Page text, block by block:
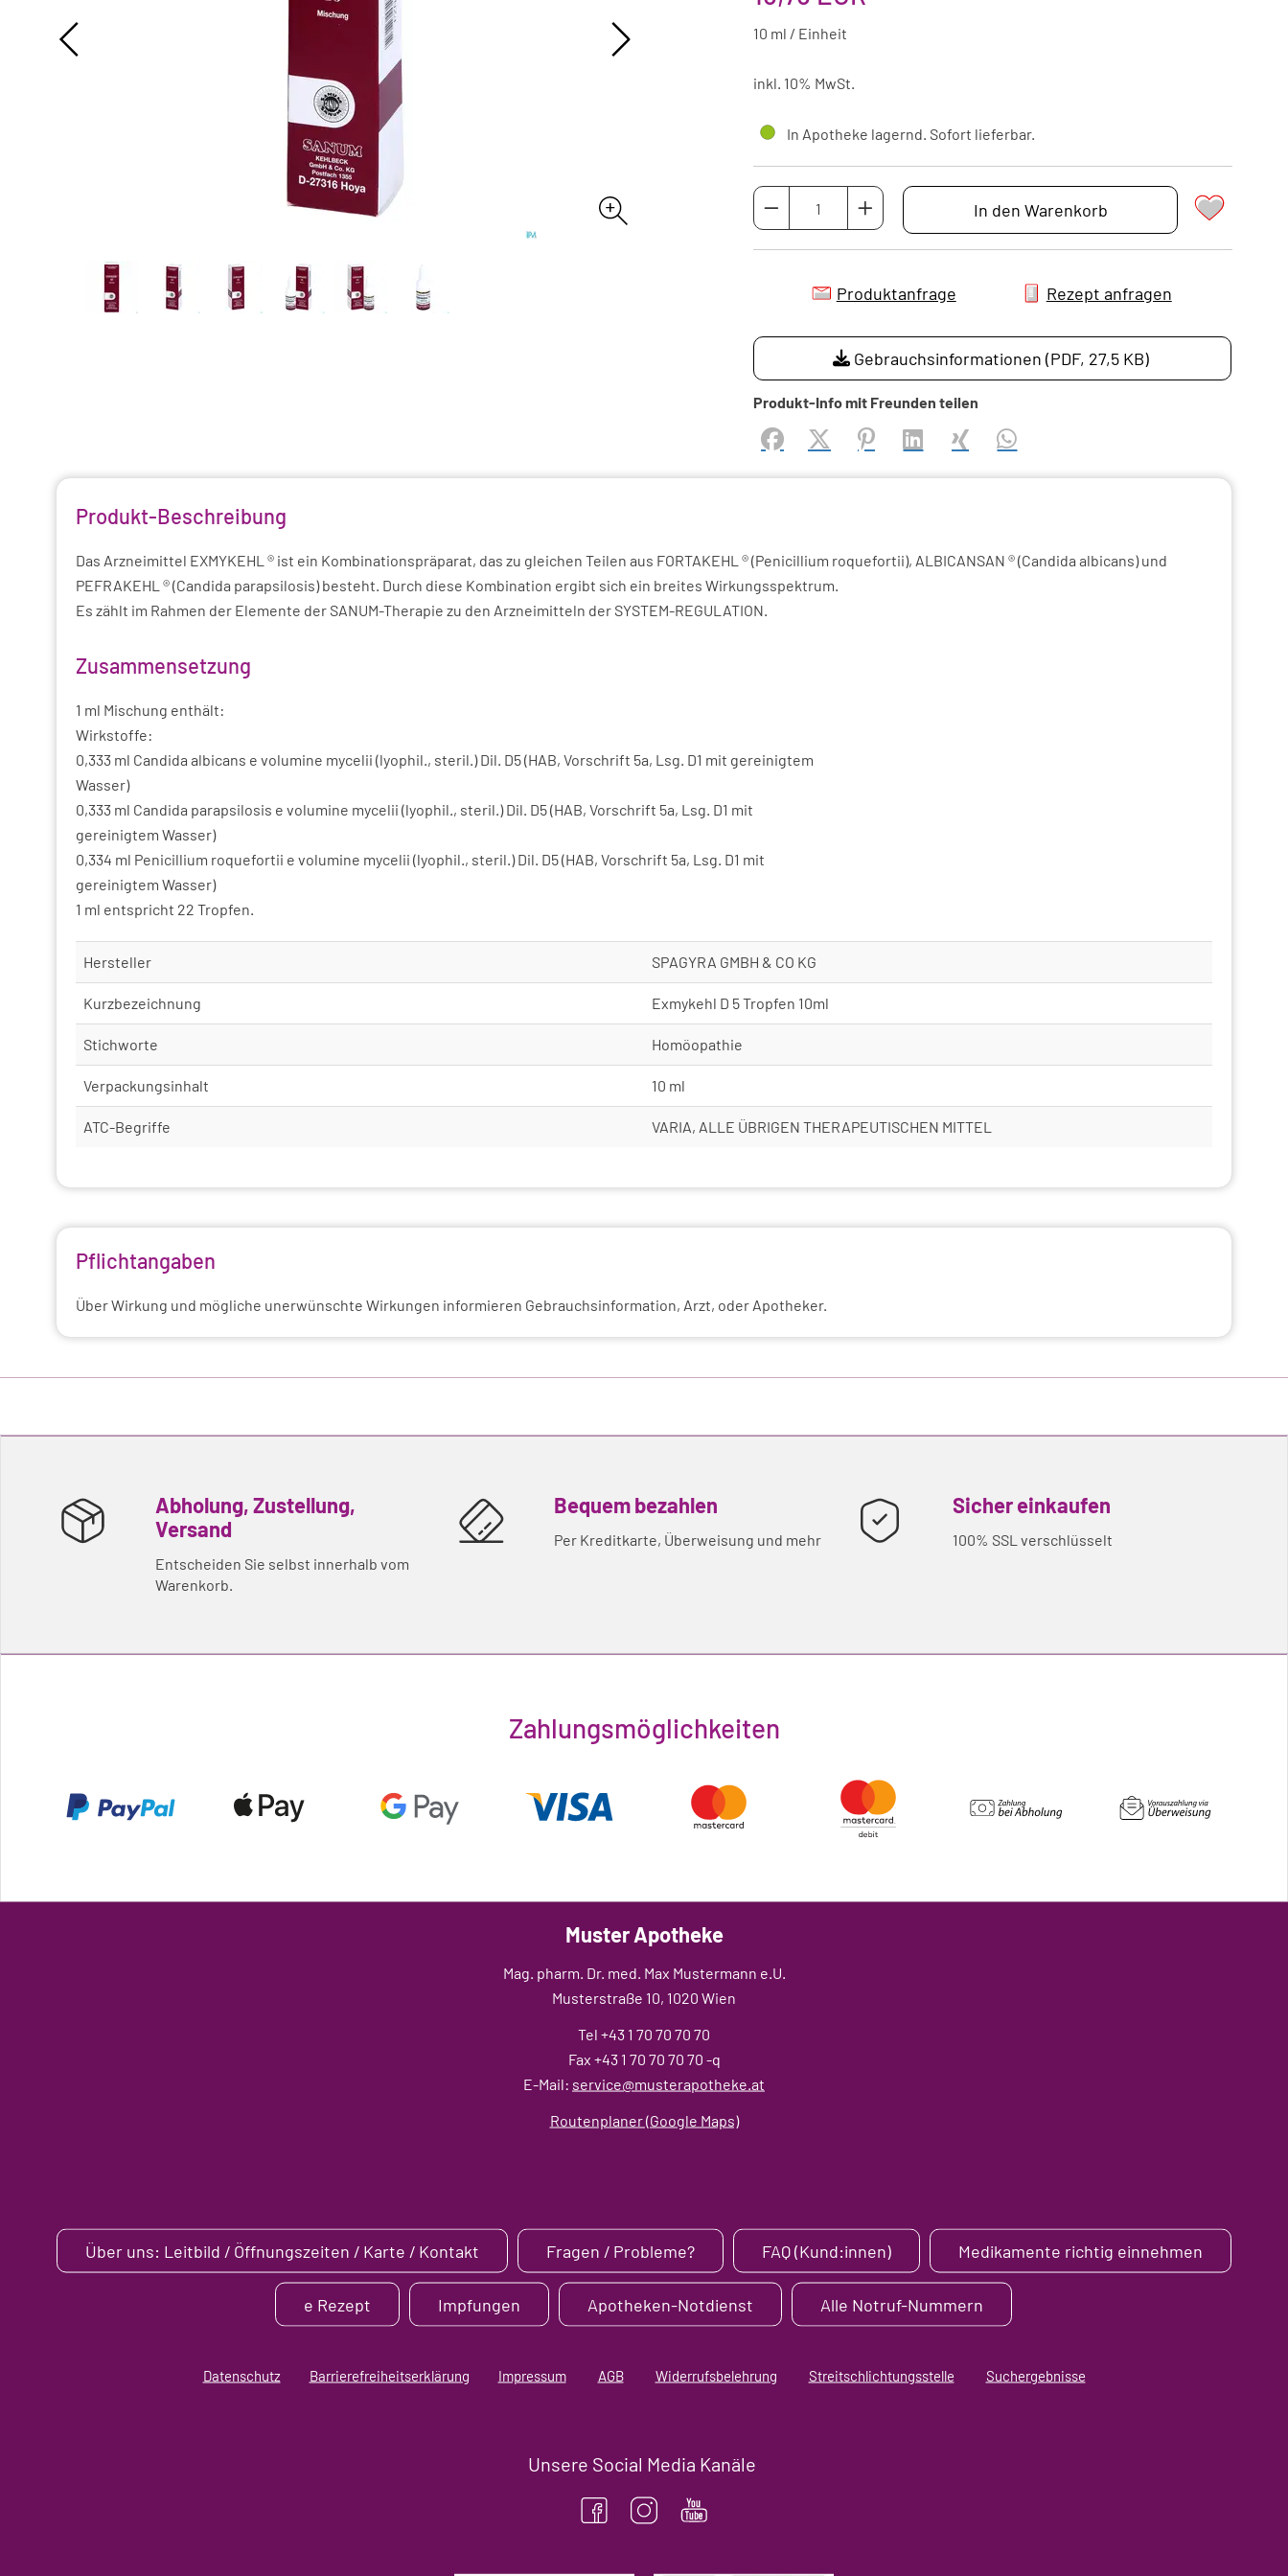
10 ml / Einheit
inkl. 10% MwSt.
In Apotheke lagernd. Sofort lieferbar.
In den Warenkorb
Produktanfrage Rezept anfragen
Gebrauchsinformationen (PDF, 27,5 KB)
Produkt-Info mit Freunden teilen
Facebook
X PinterestLinkedInXing WhatsApp
Produkt-Beschreibung
Das Arzneimittel EXMYKEHL ® ist ein Kombinationspräparat, das zu gleichen Teilen aus FORTAKEHL ® (Penicillium roquefortii), ALBICANSAN ® (Candida albicans) und
PEFRAKEHL ® (Candida parapsilosis) besteht. Durch diese Kombination ergibt sich ein breites Wirkungsspektrum.
Es zählt im Rahmen der Elemente der SANUM-Therapie zu den Arzneimitteln der SYSTEM-REGULATION.
Zusammensetzung
1 ml Mischung enthält:
Wirkstoffe:
0,333 ml Candida albicans e volumine mycelii (lyophil., steril.) Dil. D5 (HAB, Vorschrift 5a, Lsg. D1 mit gereinigtem
Wasser)
0,333 ml Candida parapsilosis e volumine mycelii (lyophil., steril.) Dil. D5 (HAB, Vorschrift 5a, Lsg. D1 mit
gereinigtem Wasser)
0,334 ml Penicillium roquefortii e volumine mycelii (lyophil., steril.) Dil. D5 (HAB, Vorschrift 5a, Lsg. D1 mit
gereinigtem Wasser)
1 ml entspricht 22 Tropfen.
Hersteller SPAGYRA GMBH & CO KG
Kurzbezeichnung Exmykehl D 5 Tropfen 10ml
Stichworte Homöopathie
Verpackungsinhalt 10 ml
ATC-Begriffe VARIA, ALLE ÜBRIGEN THERAPEUTISCHEN MITTEL
Pflichtangaben
Über Wirkung und mögliche unerwünschte Wirkungen informieren Gebrauchsinformation, Arzt, oder Apotheker.
Abholung, Zustellung,
Versand
Entscheiden Sie selbst innerhalb vom
Warenkorb.
Bequem bezahlen
Per Kreditkarte, Überweisung und mehr
Sicher einkaufen
100% SSL verschlüsselt
Zahlungsmöglichkeiten
Muster Apotheke
Mag. pharm. Dr. med. Max Mustermann e.U.
Musterstraße 10, 1020 Wien
Tel +43 1 70 70 70 70
Fax +43 1 70 70 70 70 -q
E-Mail: service@musterapotheke.at
Routenplaner (Google Maps)
Über uns: Leitbild / Öffnungszeiten / Karte / Kontakt Fragen / Probleme? FAQ (Kund:innen) Medikamente richtig einnehmen
e Rezept Impfungen Apotheken-Notdienst Alle Notruf-Nummern
Datenschutz Barrierefreiheitserklärung Impressum AGB Widerrufsbelehrung Streitschlichtungsstelle Suchergebnisse
Unsere Social Media Kanäle